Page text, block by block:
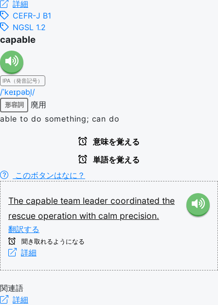
詳細
CEFR-J B1
NGSL 1.2
capable
IPA（発音記号）
/ˈkeɪpəbl̩/
形容詞
廃用
able to do something; can do
意味を覚える
単語を覚える
このボタンはなに？
The capable team leader coordinated the
rescue operation with calm precision.
翻訳する
聞き取れるようになる
詳細
関連語
詳細